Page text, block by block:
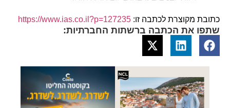
כתובת מקוצרת לכתבה זו: https://www.ias.co.il?p=127235
שתפו את הכתבה ברשתות החברתיות: